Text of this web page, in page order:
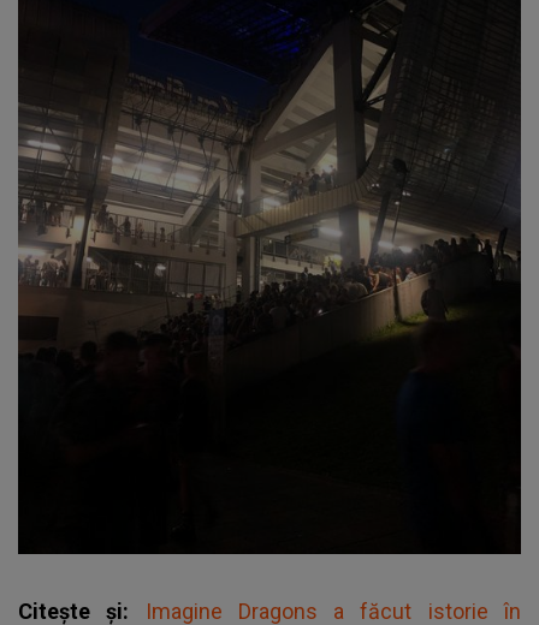
Citește și:
Imagine Dragons a făcut istorie în